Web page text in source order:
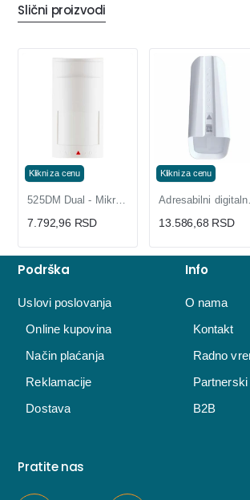
Slični proizvodi
Klikni za cenu
7.792,96 RSD
Klikni za cenu
13.586,68 RSD
Podrška
Uslovi poslovanja
Online kupovina
Način plaćanja
Reklamacije
Dostava
Info
O nama
Kontakt
Radno
B2B
Pratite nas